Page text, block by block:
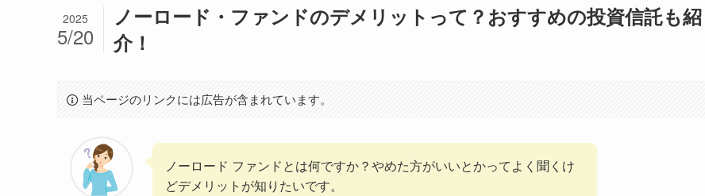
ノーロード・ファンドのデメリットって？おすすめの投資信託も紹
介！
2025
5/20
当ページのリンクには広告が含まれています。
ノーロード ファンドとは何ですか？やめた方がいいとかってよく聞くけ
どデメリットが知りたいです。